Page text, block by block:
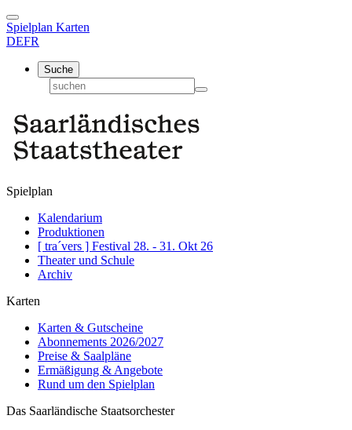
Spielplan Karten
DEFR
Suche
Spielplan
Kalendarium
Produktionen
[ tra´vers ] Festival 28. - 31. Okt 26
Theater und Schule
Archiv
Karten
Karten & Gutscheine
Abonnements 2026/2027
Preise & Saalpläne
Ermäßigung & Angebote
Rund um den Spielplan
Das Saarländische Staatsorchester